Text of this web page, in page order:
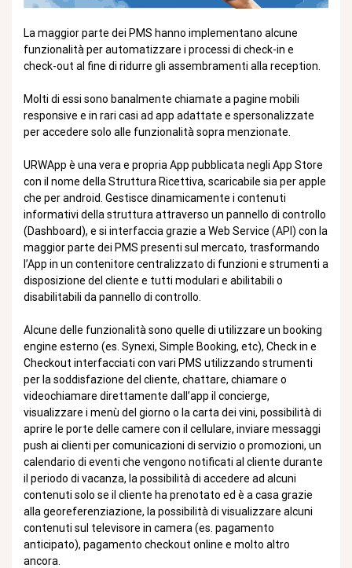
La maggior parte dei PMS hanno implementano alcune
funzionalità per automatizzare i processi di check-in e
check-out al fine di ridurre gli assembramenti alla reception.
Molti di essi sono banalmente chiamate a pagine mobili
responsive e in rari casi ad app adattate e spersonalizzate
per accedere solo alle funzionalità sopra menzionate.
URWApp è una vera e propria App pubblicata negli App Store
con il nome della Struttura Ricettiva, scaricabile sia per apple
che per android. Gestisce dinamicamente i contenuti
informativi della struttura attraverso un pannello di controllo
(Dashboard), e si interfaccia grazie a Web Service (API) con la
maggior parte dei PMS presenti sul mercato, trasformando
l’App in un contenitore centralizzato di funzioni e strumenti a
disposizione del cliente e tutti modulari e abilitabili o
disabilitabili da pannello di controllo.
Alcune delle funzionalità sono quelle di utilizzare un booking
engine esterno (es. Synexi, Simple Booking, etc), Check in e
Checkout interfacciati con vari PMS utilizzando strumenti
per la soddisfazione del cliente, chattare, chiamare o
videochiamare direttamente dall’app il concierge,
visualizzare i menù del giorno o la carta dei vini, possibilità di
aprire le porte delle camere con il cellulare, inviare messaggi
push ai clienti per comunicazioni di servizio o promozioni, un
calendario di eventi che vengono notificati al cliente durante
il periodo di vacanza, la possibilità di accedere ad alcuni
contenuti solo se il cliente ha prenotato ed è a casa grazie
alla georeferenziazione, la possibilità di visualizzare alcuni
contenuti sul televisore in camera (es. pagamento
anticipato), pagamento checkout online e molto altro
ancora.